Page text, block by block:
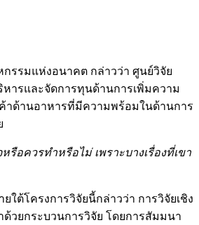
รรมแห่งอนาคต กล่าวว่า ศูนย์วิจัย
ารและจัดการทุนด้านการเพิ่มความ
าด้านอาหารที่มีความพร้อมในด้านการ
อควรทำหรือไม่ เพราะบางเรื่องที่เขา
ต้โครงการวิจัยนี้กล่าวว่า การวิจัยเชิง
ด้วยกระบวนการวิจัย โดยการสัมมนา